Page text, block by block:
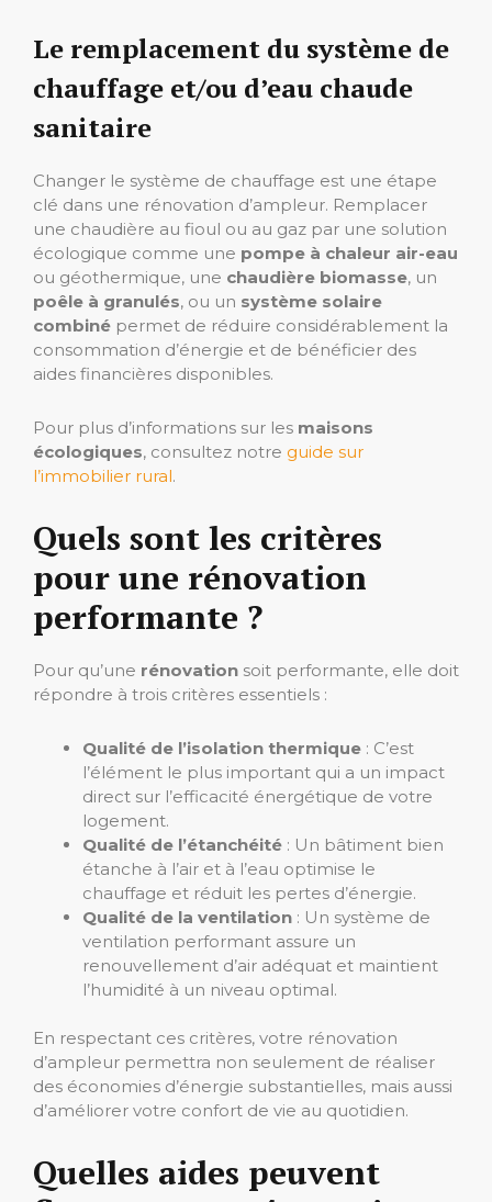
Le remplacement du système de
chauffage et/ou d’eau chaude
sanitaire
Changer le système de chauffage est une étape
clé dans une rénovation d’ampleur. Remplacer
une chaudière au fioul ou au gaz par une solution
écologique comme une pompe à chaleur air-eau
ou géothermique, une chaudière biomasse, un
poêle à granulés, ou un système solaire
combiné permet de réduire considérablement la
consommation d’énergie et de bénéficier des
aides financières disponibles.
Pour plus d’informations sur les maisons
écologiques, consultez notre guide sur
l’immobilier rural.
Quels sont les critères
pour une rénovation
performante ?
Pour qu’une rénovation soit performante, elle doit
répondre à trois critères essentiels :
Qualité de l’isolation thermique : C’est
l’élément le plus important qui a un impact
direct sur l’efficacité énergétique de votre
logement.
Qualité de l’étanchéité : Un bâtiment bien
étanche à l’air et à l’eau optimise le
chauffage et réduit les pertes d’énergie.
Qualité de la ventilation : Un système de
ventilation performant assure un
renouvellement d’air adéquat et maintient
l’humidité à un niveau optimal.
En respectant ces critères, votre rénovation
d’ampleur permettra non seulement de réaliser
des économies d’énergie substantielles, mais aussi
d’améliorer votre confort de vie au quotidien.
Quelles aides peuvent